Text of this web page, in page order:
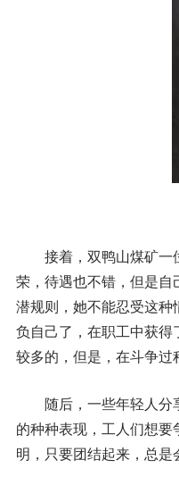
接着，双鸭山煤矿一
荣，待遇也不错，但是自
潜规则，她不能忍受这种
负自己了，在职工中获得
较多的，但是，在斗争过
随后，一些年轻人
的种种表现，工人们想
明，只要团结起来，总是